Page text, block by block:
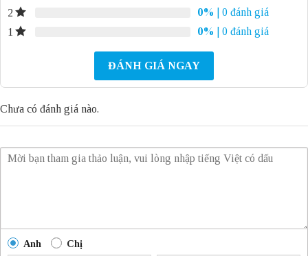
2
0%
| 0 đánh giá
1
0% | 0 đánh giá
ĐÁNH GIÁ NGAY
Chưa có đánh giá nào.
Anh Chị